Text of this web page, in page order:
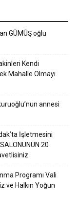
GÜMÜŞ oğlu
Kendi
Mahalle Olmayı
annesi
İşletmesini
20
Programı Vali
ve Halkın Yoğun